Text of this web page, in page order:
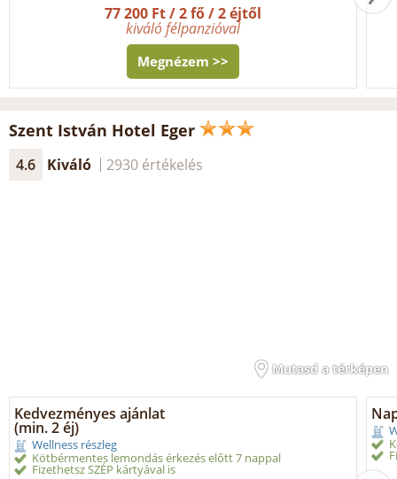
77 200 Ft / 2 fő / 2 éjtől
kiváló félpanzióval
Megnézem >>
Szent István Hotel Eger
4.6 Kiváló 2930 értékelés
Mutasd a térképen
Kedvezményes ajánlat
(min. 2 éj)
Wellness részleg
Kötbérmentes lemondás érkezés előtt 7 nappal
Fizethetsz SZÉP kártyával is